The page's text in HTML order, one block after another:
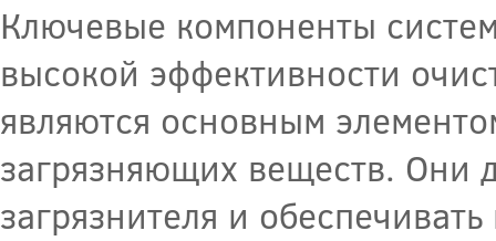
Ключевые компоненты
высокой эффективности
являются основным
загрязняющих веществ. Они
загрязнителя и